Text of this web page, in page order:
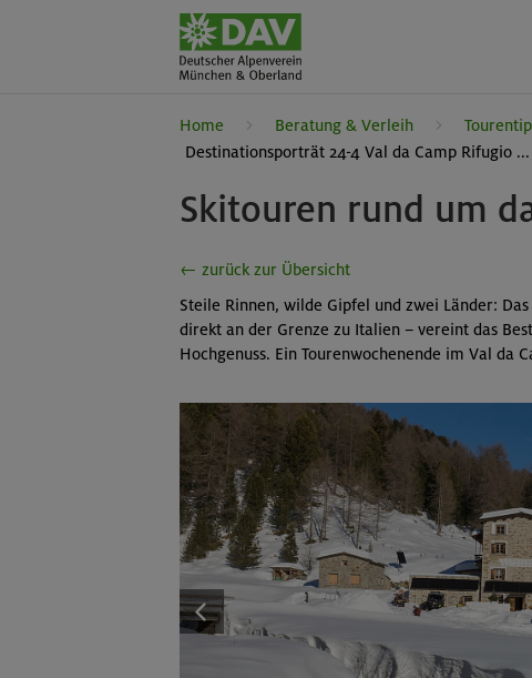
Home Beratung & Verleih
Destinationsporträt 24-4 Val da Camp Rifugio ...
Skitouren rund um
← zurück zur Übersicht
Steile Rinnen, wilde Gipfel und zwei Länder:
direkt an der Grenze zu Italien – vereint das
Hochgenuss. Ein Tourenwochenende im Val da